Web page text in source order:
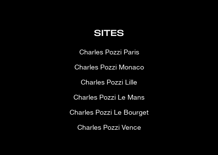
SITES
Charles Pozzi Paris
Charles Pozzi Monaco
Charles Pozzi Lille
Charles Pozzi Le Mans
Charles Pozzi Le Bourget
Charles Pozzi Vence